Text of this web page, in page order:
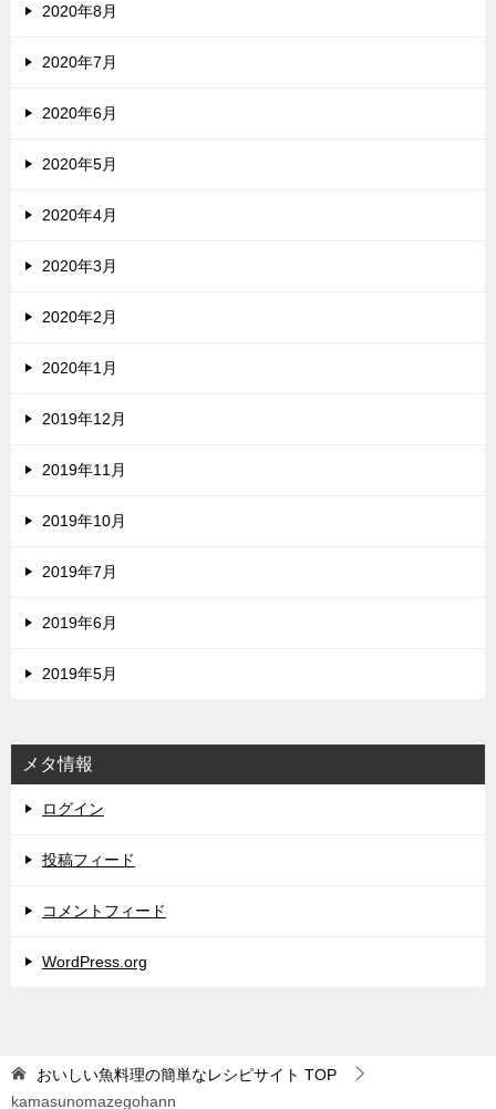
2020年8月
2020年7月
2020年6月
2020年5月
2020年4月
2020年3月
2020年2月
2020年1月
2019年12月
2019年11月
2019年10月
2019年7月
2019年6月
2019年5月
メタ情報
ログイン
投稿フィード
コメントフィード
WordPress.org
おいしい魚料理の簡単なレシピサイト TOP
kamasunomazegohann